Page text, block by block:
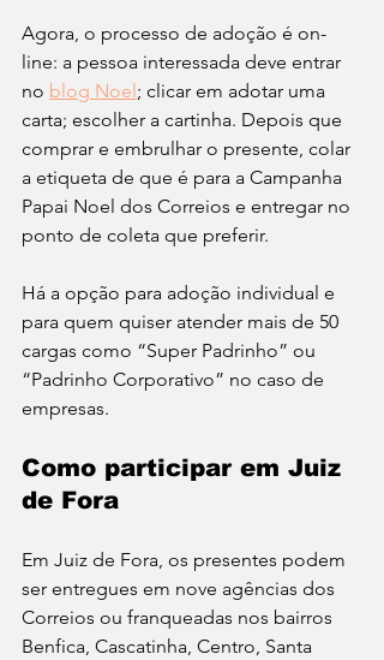
Agora, o processo de adoção é on-
line: a pessoa interessada deve entrar
no blog Noel ; clicar em adotar uma
carta; escolher a cartinha. Depois que
comprar e embrulhar o presente, colar
a etiqueta de que é para a Campanha
Papai Noel dos Correios e entregar no
ponto de coleta que preferir.
Há a opção para adoção individual e
para quem quiser atender mais de 50
cargas como “Super Padrinho” ou
“Padrinho Corporativo” no caso de
empresas.
Como participar em Juiz
de Fora
Em Juiz de Fora, os presentes podem
ser entregues em nove agências dos
Correios ou franqueadas nos bairros
Benfica, Cascatinha, Centro, Santa